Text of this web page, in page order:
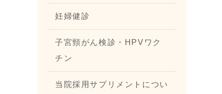
妊婦健診
子宮頸がん検診・HPVワク
チン
当院採用サプリメントについ